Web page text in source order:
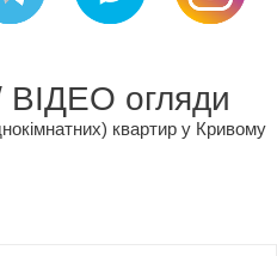
огляди
квартир у Кривому